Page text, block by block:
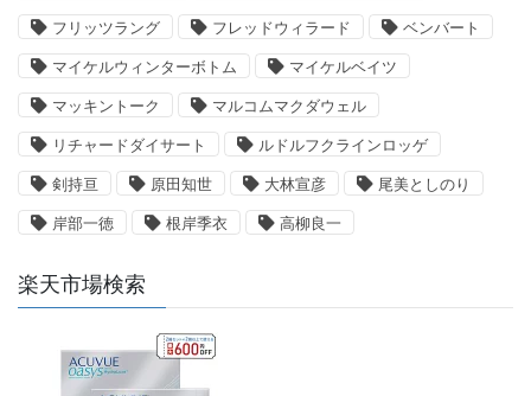
フリッツラング フレッドウィラード ベンバート
マイケルウィンターボトム マイケルベイツ
マッキントーク マルコムマクダウェル
リチャードダイサート ルドルフクラインロッゲ
剣持亘 原田知世 大林宣彦 尾美としのり
岸部一徳 根岸季衣 高柳良一
楽天市場検索